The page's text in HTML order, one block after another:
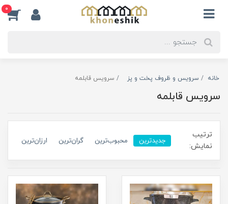
0
خانه سرویس و ظروف پخت و پز سرویس قابلمه
سرویس قابلمه
ترتیب
نمایش:
جدیدترین محبوب‌ترین گران‌ترین ارزان‌ترین